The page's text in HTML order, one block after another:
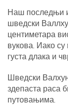
Наш последњи
шведски
центиметара
вукова. Иако
густа длака и
Шведски
здепаста раса
путовањима.